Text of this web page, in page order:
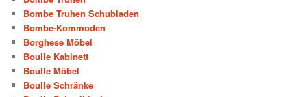
Bombe Truhen Schubladen
Bombe-Kommoden
Borghese Möbel
Boulle Kabinett
Boulle Möbel
Boulle Schränke